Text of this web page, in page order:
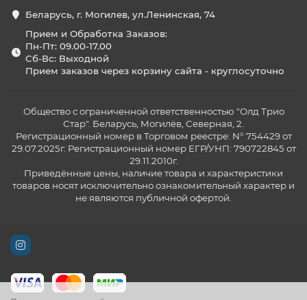
Беларусь, г. Могилев, ул.Ленинская, 74
Прием и Обработка Заказов:
Пн-Пт: 09.00-17.00
Сб-Вс: Выходной
Прием заказов через корзину сайта - круглосуточно
Общество с ограниченной ответственностью "Олд Трио
Стар". Беларусь, Могилёв, Северная, 2.
Регистрационный номер в Торговом реестре: N° 754429 от
29.07.2025г. Регистрационный номер ЕГР/УНП: 790722845 от
29.11.2010г.
Приведённые цены, наличие товара и характеристики
товаров носят исключительно ознакомительный характер и
не являются публичной офертой.